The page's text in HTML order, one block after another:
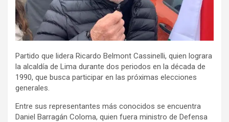
Partido que lidera Ricardo Belmont Cassinelli, quien lograra
la alcaldía de Lima durante dos periodos en la década de
1990, que busca participar en las próximas elecciones
generales.
Entre sus representantes más conocidos se encuentra
Daniel Barragán Coloma, quien fuera ministro de Defensa